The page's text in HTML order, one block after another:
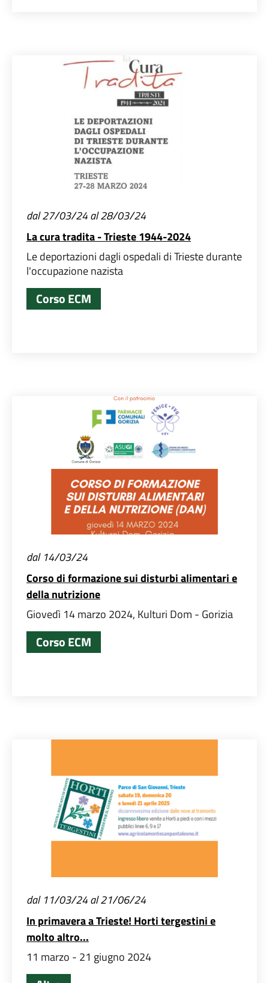
dal 27/03/24 al 28/03/24
La cura tradita - Trieste 1944-2024
Le deportazioni dagli ospedali di Trieste durante
l'occupazione nazista
Corso ECM
dal 14/03/24
Corso di formazione sui disturbi alimentari e
della nutrizione
Giovedì 14 marzo 2024, Kulturi Dom - Gorizia
Corso ECM
dal 11/03/24 al 21/06/24
In primavera a Trieste! Horti tergestini e
molto altro...
11 marzo - 21 giugno 2024